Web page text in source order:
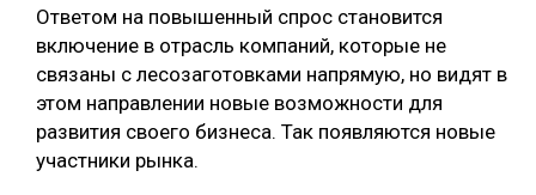
Ответом на повышенный спрос становится
включение в отрасль компаний, которые не
связаны с лесозаготовками напрямую, но видят в
этом направлении новые возможности для
развития своего бизнеса. Так появляются новые
участники рынка.